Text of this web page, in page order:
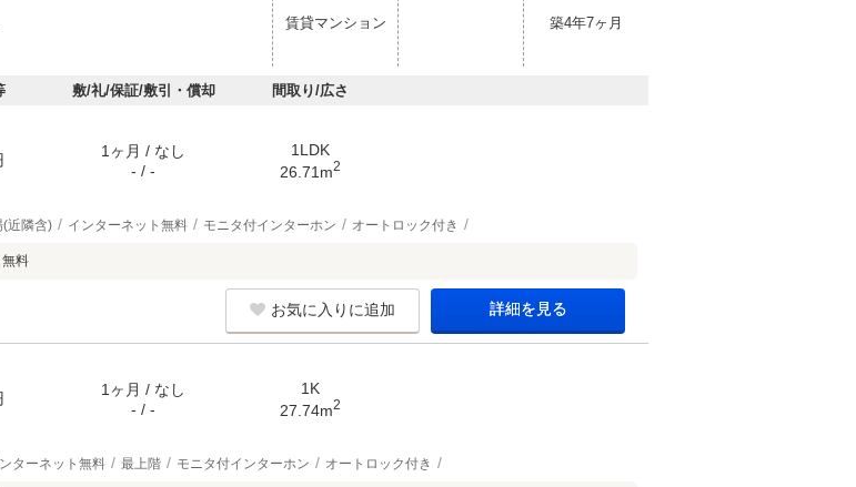
賃貸マンション 築4年7ヶ月
敷/礼/保証/敷引・償却 間取り/広さ
1ヶ月 / なし
- / -
1LDK
26.71m2
(近隣含) インターネット無料 モニタ付インターホン オートロック付き
無料
お気に入りに追加 詳細を見る
1ヶ月 / なし
- / -
1K
27.74m2
ターネット無料 最上階 モニタ付インターホン オートロック付き